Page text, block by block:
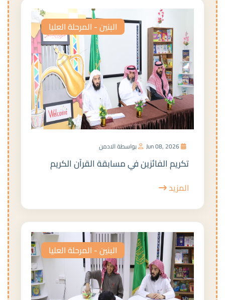
البنين - المرحلة العليا
بواسطة الادمن
تكريم الفائزين في مسابقة القرآن الكريم
المزيد
البنين - المرحلة العليا